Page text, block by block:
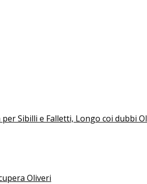
Sibilli e Falletti, Longo coi dubbi
Oliveri